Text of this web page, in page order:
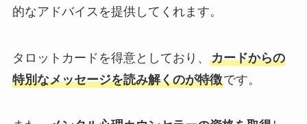
的なアドバイスを提供してくれます。
タロットカードを得意としており、 カードからの
特別なメッセージを読み解くのが特徴です。